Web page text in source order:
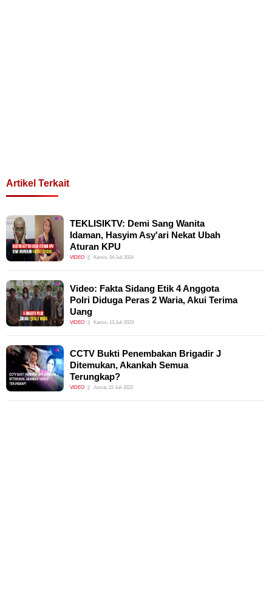
Artikel Terkait
TEKLISIKTV: Demi Sang Wanita
Idaman, Hasyim Asy'ari Nekat Ubah
Aturan KPU
VIDEO Kamis, 04 Juli 2024
Video: Fakta Sidang Etik 4 Anggota
Polri Diduga Peras 2 Waria, Akui Terima
Uang
VIDEO Kamis, 13 Juli 2023
CCTV Bukti Penembakan Brigadir J
Ditemukan, Akankah Semua
Terungkap?
VIDEO Jumat, 22 Juli 2022